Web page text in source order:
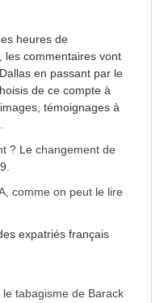
heures de
les commentaires vont
en passant par le
de ce compte à
témoignages à
? Le changement de
comme on peut le lire
expatriés français
le tabagisme de Barack